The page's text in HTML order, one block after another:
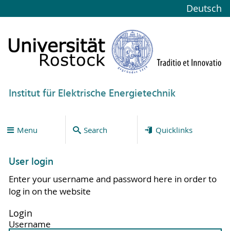
Deutsch
Institut für Elektrische Energietechnik
Menu Search Quicklinks
User login
Enter your username and password here in order to
log in on the website
Login
Username